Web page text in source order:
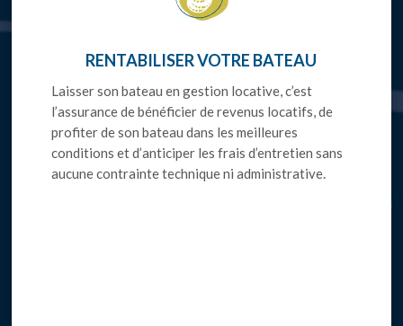
RENTABILISER VOTRE BATEAU
Laisser son bateau en gestion locative, c’est
l’assurance de bénéficier de revenus locatifs, de
profiter de son bateau dans les meilleures
conditions et d’anticiper les frais d’entretien sans
aucune contrainte technique ni administrative.